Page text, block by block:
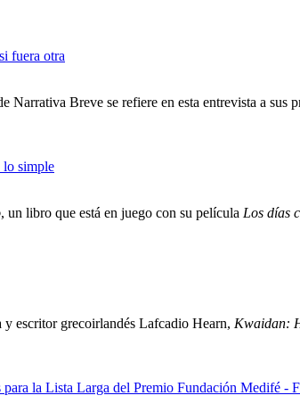
fuera otra
Breve se refiere en esta entrevista a sus
lo simple
, un libro que está en juego con su película Los días
escritor grecoirlandés Lafcadio Hearn, Kwaidan:
para la Lista Larga del Premio Fundación Medifé -